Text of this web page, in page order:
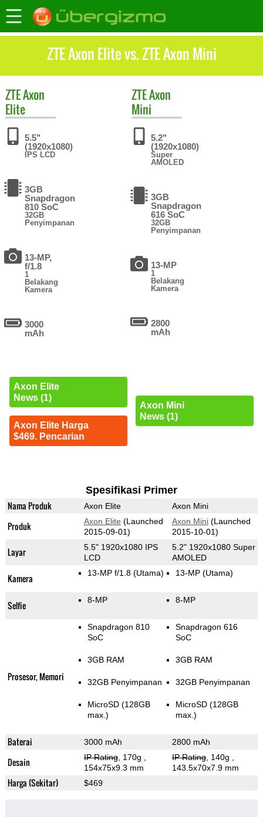
ZTE Axon Elite vs. ZTE Axon Mini
ZTEAxon
Elite
5.5"
(1920x1080)
IPS LCD
3GB
Snapdragon
810 SoC
32GB
Penyimpanan
13-MP,
f/1.8
1
Belakang
Kamera
3000
mAh
Axon Elite
News (1)
Axon Elite Harga
$469. Pencarian
ZTEAxon
Mini
5.2"
(1920x1080)
Super
AMOLED
3GB
Snapdragon
616 SoC
32GB
Penyimpanan
13-MP
1
Belakang
Kamera
2800
mAh
Axon Mini
News (1)
Spesifikasi Primer
Nama Produk Axon Elite Axon Mini
Produk Axon Elite (Launched
2015-09-01)
Axon Mini(Launched
2015-10-01)
Layar
5.5" 1920x1080 IPS
LCD
5.2" 1920x1080 Super
AMOLED
Kamera 13-MP f/1.8 (Utama) 13-MP (Utama)
Selfie 8-MP 8-MP
Prosesor, Memori
Snapdragon 810
SoC
3GB RAM
32GB Penyimpanan
MicroSD (128GB
max.)
Snapdragon 616
SoC
3GB RAM
32GB Penyimpanan
MicroSD (128GB
max.)
Baterai 3000 mAh 2800 mAh
Desain IP Rating, 170g
154x75x9.3 mm
IP Rating, 140g
143.5x70x7.9 mm
Harga (Sekitar) $469